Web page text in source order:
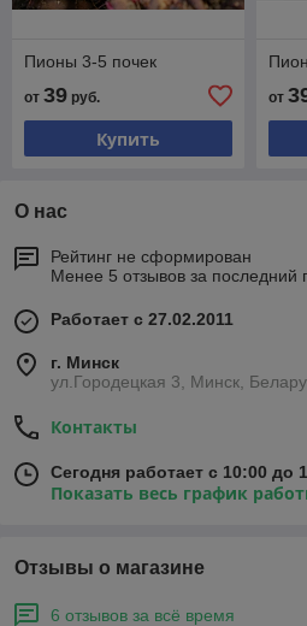
Пионы 3-5 почек
от 39 руб.
Купить
от
О нас
Рейтинг не сформирован
Менее 5 отзывов за последний
Работает с 27.02.2011
г. Минск
ул.Городецкая 3, Минск,
Контакты
Сегодня работает с 10:00 до
Показать весь график
Отзывы о магазине
6 отзывов за всё время